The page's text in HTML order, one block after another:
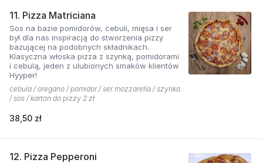
11. Pizza Matriciana
Sos na bazie pomidorów, cebuli, mięsa i ser
był dla nas inspiracją do stworzenia pizzy
bazującej na podobnych składnikach.
Klasyczna włoska pizza z szynką, pomidorami
i cebulą, jeden z ulubionych smaków klientów
Hyyper!
cebula / oregano / pomidor / ser mozzarella / szynka
/ sos / karton do pizzy 2 zł
38,50 zł
12. Pizza Pepperoni